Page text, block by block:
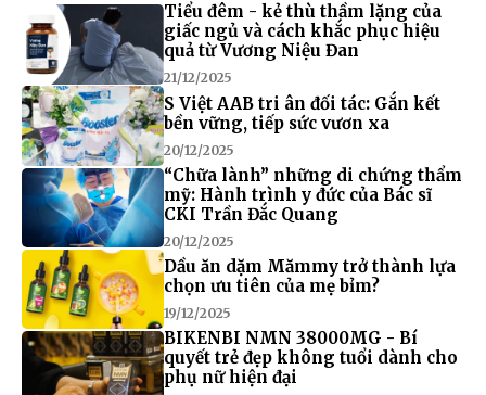
Tiểu đêm - kẻ thù thầm lặng của
giấc ngủ và cách khắc phục hiệu
quả từ Vương Niệu Đan
21/12/2025
S Việt AAB tri ân đối tác: Gắn kết
bền vững, tiếp sức vươn xa
20/12/2025
“Chữa lành” những di chứng thẩm
mỹ: Hành trình y đức của Bác sĩ
CKI Trần Đắc Quang
20/12/2025
Dầu ăn dặm Mămmy trở thành lựa
chọn ưu tiên của mẹ bỉm?
19/12/2025
BIKENBI NMN 38000MG - Bí
quyết trẻ đẹp không tuổi dành cho
phụ nữ hiện đại